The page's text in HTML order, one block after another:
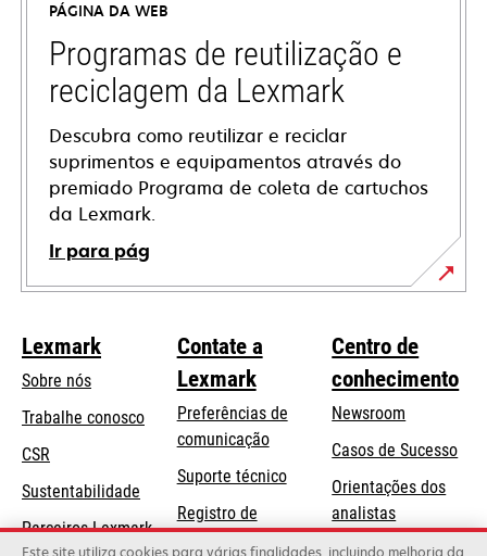
nova
guia
PÁGINA DA WEB
Programas de reutilização e
reciclagem da Lexmark
Descubra como reutilizar e reciclar
suprimentos e equipamentos através do
premiado Programa de coleta de cartuchos
da Lexmark.
Ir para pág
Lexmark
Sobre nós
Trabalhe conosco
CSR
Sustentabilidade
Parceiros Lexmark
Contate a
Lexmark
Preferências de
comunicação
Suporte técnicoabre
uma
Registro de
produtos
Centro de
conhecimento
Newsroom
Casos de Sucesso
Orientações dos
analistas
Blog Lexmark
Este site utiliza cookies para várias finalidades, incluindo melhoria da